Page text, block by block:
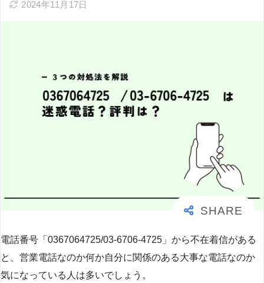
2024年11月17日
電話番号「0367064725/03-6706-4725」から不在着信がある
と、営業電話なのか何か自分に関係のある大事な電話なのか
気になっている人は多いでしょう。